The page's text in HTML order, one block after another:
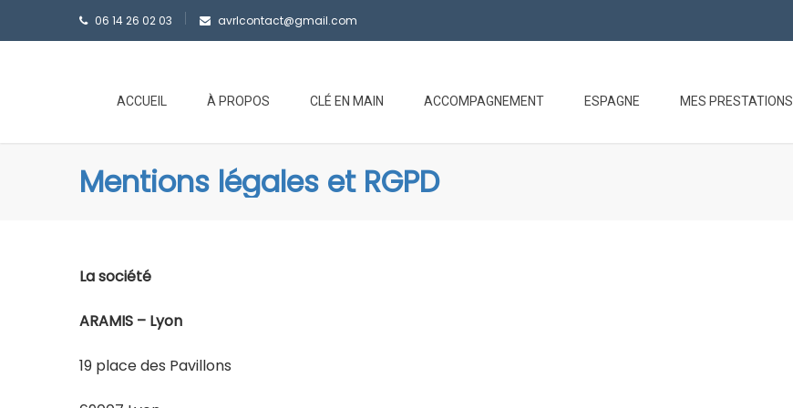
06 14 26 02 03 avrlcontact@gmail.com
ACCUEIL À PROPOS CLÉ EN MAIN ACCOMPAGNEMENT ESPAGNE MES PRESTATIONS
Mentions légales et RGPD
La société
ARAMIS – Lyon
19 place des Pavillons